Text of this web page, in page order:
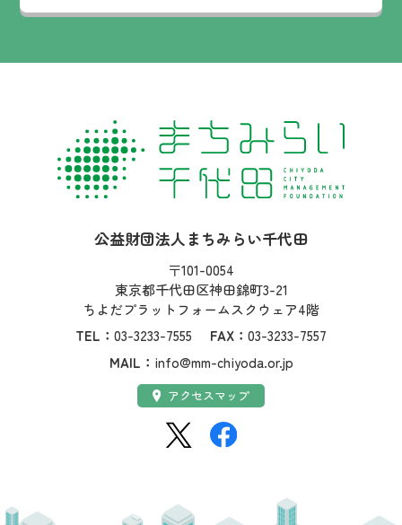
社名：
公益財団法人まちみらい千代田
住所：
〒101-0054
東京都千代田区神田錦町3-21
ちよだプラットフォームスクウェア4階
TEL： 03-3233-7555 FAX： 03-3233-7557
MAIL： info@mm-chiyoda.or.jp
アクセス：
アクセスマップ
SNS：